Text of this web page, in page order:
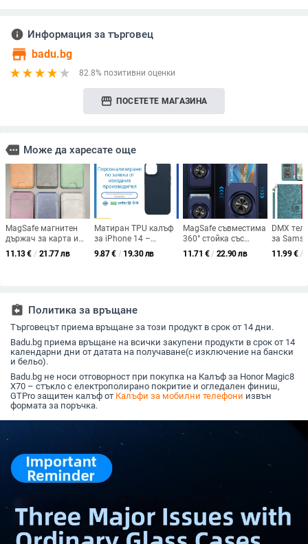
info Информация за търговец
store badu.bg
82.8% позитивни оценки
storefront ПОСЕТЕТЕ МАГАЗИНА
more Може да харесате още
MagSafe магнитен
държач за карта и
стойка за iPhone
11.13€ / 21.77 лв
Матиран TPU калъф
за iPhone 14 –
рециклиран
материал,
9.87€ / 19.30 лв
MagSafe съвместима
360° стойка със
силно магнитно
задържане,
11.71 € / 22.90 лв
DMX
за
S25/
флип-
11.99€ /
assignment_return Политика за връщане
Търговецът приема връщане за този продукт в срок от 14 дни.
Badu.bg приема връщане на всички закупени продукти в срок от 14
календарни дни от датата на получаване(с изключение на бански
и бельо).
Badu.bg не носи отговорност при покупка на Калъф за Honor Magic8
X70 – стъкло с електрополирано покритие и огледален финиш,
GTPro защитен калъф от Калъфи за мобилни телефони извън
формата за поръчка.